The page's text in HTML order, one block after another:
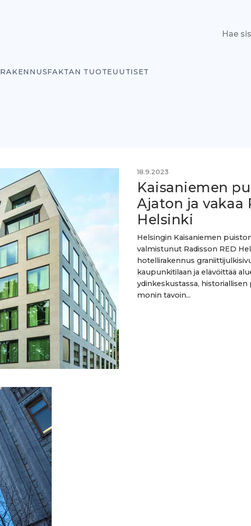
RAKENNUSFAKTAN TUOTEUUTISET
18.9.2023
Kaisaniemen
Ajaton ja vakaa
Helsinki
Helsingin Kaisaniemen
valmistunut Radisson RED
hotellirakennus
kaupunkitilaan ja elävöittää
ydinkeskustassa,
monin tavoin...